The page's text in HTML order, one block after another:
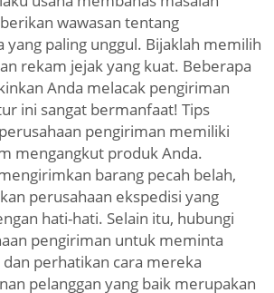
wawasan tentang
yang paling unggul. Bijaklah memilih
rekam jejak yang kuat. Beberapa
Anda melacak pengiriman
ini sangat bermanfaat! Tips
pengiriman memiliki
mengangkut produk Anda.
barang pecah belah,
perusahaan ekspedisi yang
hati-hati. Selain itu, hubungi
pengiriman untuk meminta
perhatikan cara mereka
pelanggan yang baik merupakan